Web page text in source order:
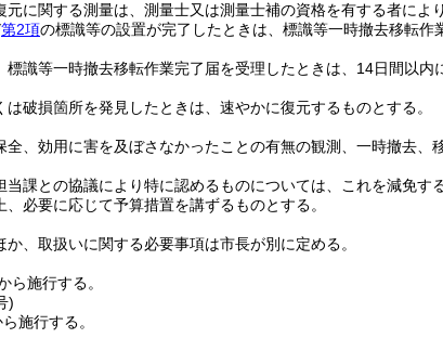
に関する測量は、測量士又は測量士補の資格を有する者によ
第2項の標識等の設置が完了したときは、標識等一時撤去移転作
識等一時撤去移転作業完了届を受理したときは、14日間以
破損箇所を発見したときは、速やかに復元するものとする。
全、効用に害を及ぼさなかったことの有無の観測、一時撤去
課との協議により特に認めるものについては、これを減免す
必要に応じて予算措置を講ずるものとする。
、取扱いに関する必要事項は市長が別に定める。
ら施行する。
)
施行する。